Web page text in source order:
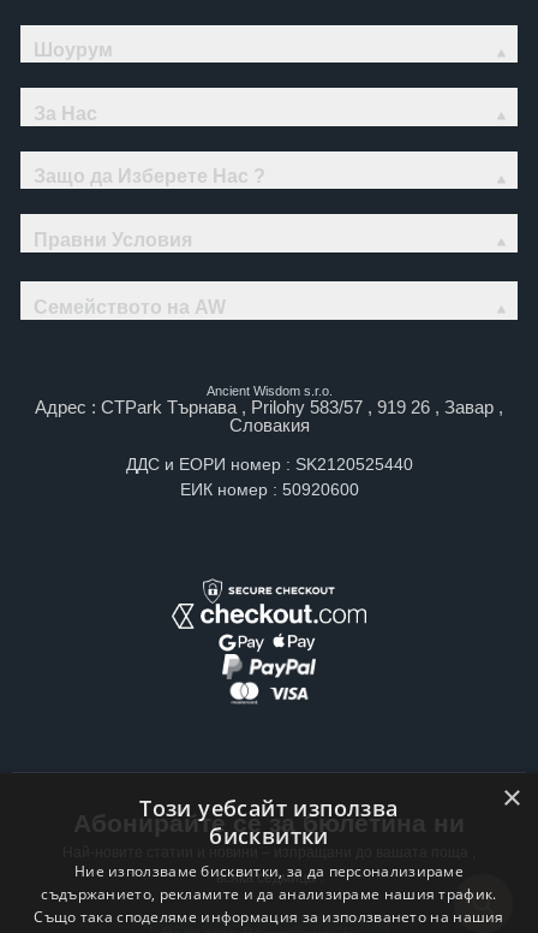
Шоурум
За Нас
Защо да Изберете Нас ?
Правни Условия
Семейството на AW
Ancient Wisdom s.r.o.
Адрес : CTPark Търнава , Prilohy 583/57 , 919 26 , Завар ,
Словакия
ДДС и ЕОРИ номер : SK2120525440
ЕИК номер : 50920600
Абонирайте се за бюлетина ни
всяка седмица .
Email address
×
Този уебсайт използва
бисквитки
Ние използваме бисквитки, за да персонализираме
съдържанието, рекламите и да анализираме нашия трафик.
Също така споделяме информация за използването на нашия